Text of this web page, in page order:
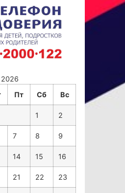
2026
Пт Сб Вс
1 2
7 8 9
14 15 16
21 22 23